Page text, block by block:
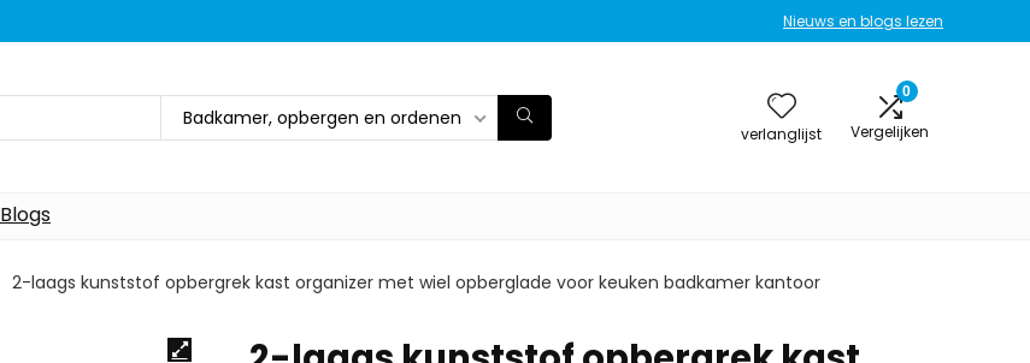
Nieuws en blogs lezen
Badkamer, opbergen en ordenen
verlanglijst
0
Vergelijken
Blogs
2-laags kunststof opbergrek kast organizer met wiel opberglade voor keuken badkamer kantoor